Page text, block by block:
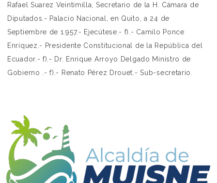
Rafael Suarez Veintimilla, Secretario de la H. Cámara de
Diputados.- Palacio Nacional, en Quito, a 24 de
Septiembre de 1.957.- Ejecútese.- f).- Camilo Ponce
Enríquez.- Presidente Constitucional de la República del
Ecuador.- f).- Dr. Enrique Arroyo Delgado Ministro de
Gobierno .- f).- Renato Pérez Drouet.- Sub-secretario.